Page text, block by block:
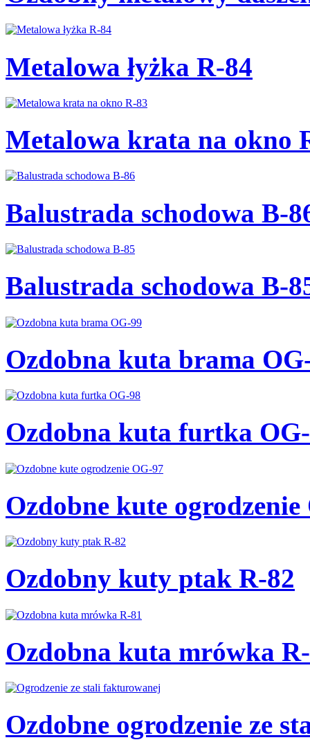
Metalowa łyżka R-84
Metalowa krata na okno
Balustrada schodowa B-
Balustrada schodowa B-
Ozdobna kuta brama
Ozdobna kuta furtka
Ozdobne kute ogrodzenie
Ozdobny kuty ptak R-82
Ozdobna kuta mrówka
Ozdobne ogrodzenie ze